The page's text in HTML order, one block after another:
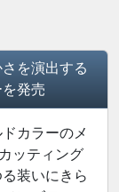
を演出する
発売
カラーのメ
ッティング
装いにきら